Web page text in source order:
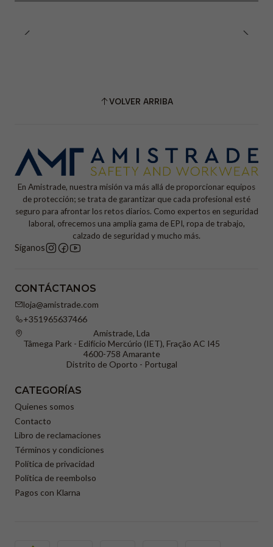
VOLVER ARRIBA
En Amistrade, nuestra misión va más allá de proporcionar equipos
de protección; se trata de garantizar que cada profesional esté
seguro para afrontar los retos diarios. Como expertos en seguridad
laboral, ofrecemos una amplia gama de EPI, ropa de trabajo,
calzado de seguridad y mucho más.
Síganos
CONTÁCTANOS
loja@amistrade.com
+351965637466
Amistrade, Lda
Tâmega Park - Edifício Mercúrio (IET), Fração AC I45
4600-758 Amarante
Distrito de Oporto - Portugal
CATEGORÍAS
Quienes somos
Contacto
Libro de reclamaciones
Términos y condiciones
Política de privacidad
Política de reembolso
Pagos con Klarna